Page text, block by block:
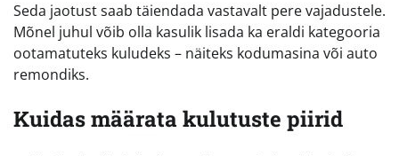
Seda jaotust saab täiendada vastavalt pere vajadustele.
Mõnel juhul võib olla kasulik lisada ka eraldi kategooria
ootamatuteks kuludeks – näiteks kodumasina või auto
remondiks.
Kuidas määrata kulutuste piirid